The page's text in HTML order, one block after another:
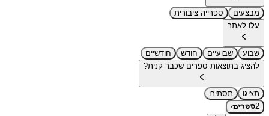
מבצעים
ספרייה ציבורית
עלו לאתר
שבוע שבועיים חודש
חודשיים
להציג בתוצאות ספרים שכבר קנית?
תציגו
תסתירו
2ספרים›